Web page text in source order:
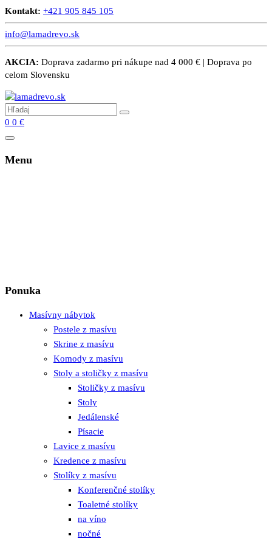
Kontakt: +421 905 845 105
info@lamadrevo.sk
AKCIA: Doprava zadarmo pri nákupe nad 4 000 € | Doprava po
celom Slovensku
0 0 €
Menu
Ponuka
Masívny nábytok
Postele z masívu
Skrine z masívu
Komody z masívu
Stoly a stoličky z masívu
Stoličky z masívu
Stoly
Jedálenské
Písacie
Lavice z masívu
Kredence z masívu
Stolíky z masívu
Konferenčné stolíky
Toaletné stolíky
na víno
nočné